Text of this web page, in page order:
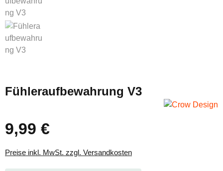
Fühleraufbewahrung V3
Regulärer Preis:
9,99 €
Preise inkl. MwSt. zzgl. Versandkosten